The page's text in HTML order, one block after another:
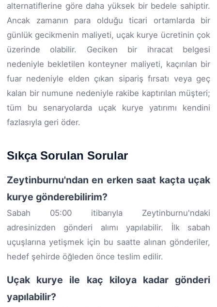
alternatiflerine göre daha yüksek bir bedele sahiptir.
Ancak zamanın para olduğu ticari ortamlarda bir
günlük gecikmenin maliyeti, uçak kurye ücretinin çok
üzerinde olabilir. Geciken bir ihracat belgesi
nedeniyle bekletilen konteyner maliyeti, kaçırılan bir
fuar nedeniyle elden çıkan sipariş fırsatı veya geç
kalan bir numune nedeniyle rakibe kaptırılan müşteri;
tüm bu senaryolarda uçak kurye yatırımı kendini
fazlasıyla geri öder.
Sıkça Sorulan Sorular
Zeytinburnu'ndan en erken saat kaçta uçak
kurye gönderebilirim?
Sabah 05:00 itibarıyla Zeytinburnu'ndaki
adresinizden gönderi alımı yapılabilir. İlk sabah
uçuşlarına yetişmek için bu saatte alınan gönderiler,
hedef şehirde öğleden önce teslim edilir.
Uçak kurye ile kaç kiloya kadar gönderi
yapılabilir?